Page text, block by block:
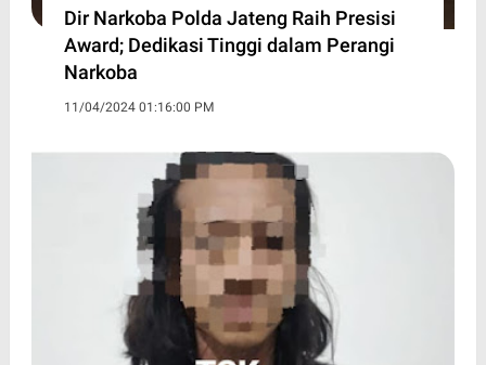
Dir Narkoba Polda Jateng Raih Presisi
Award; Dedikasi Tinggi dalam Perangi
Narkoba
11/04/2024 01:16:00 PM